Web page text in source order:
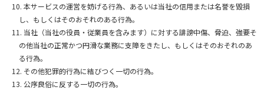
本サービスの運営を妨げる行為、あるいは当社の信用または名誉を毀損
し、もしくはそのおそれのある行為。
当社（当社の役員・従業員を含みます）に対する誹謗中傷、脅迫、強要そ
の他当社の正常かつ円滑な業務に支障をきたし、もしくはそのおそれのあ
る行為。
その他犯罪的行為に結びつく一切の行為。
公序良俗に反する一切の行為。